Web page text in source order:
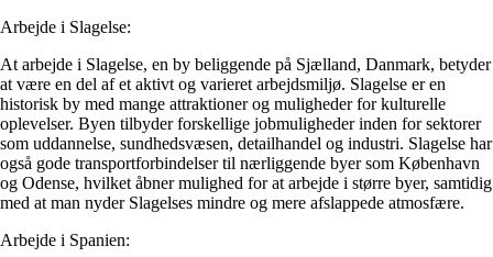
Arbejde i Slagelse:
At arbejde i Slagelse, en by beliggende på Sjælland, Danmark, betyder
at være en del af et aktivt og varieret arbejdsmiljø. Slagelse er en
historisk by med mange attraktioner og muligheder for kulturelle
oplevelser. Byen tilbyder forskellige jobmuligheder inden for sektorer
som uddannelse, sundhedsvæsen, detailhandel og industri. Slagelse har
også gode transportforbindelser til nærliggende byer som København
og Odense, hvilket åbner mulighed for at arbejde i større byer, samtidig
med at man nyder Slagelses mindre og mere afslappede atmosfære.
Arbejde i Spanien: